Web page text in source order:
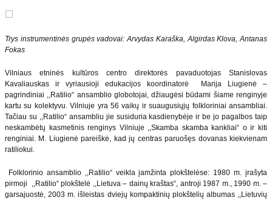
Trys instrumentinės grupės vadovai: Arvydas Karaška, Algirdas Klova, Antanas
Fokas
Vilniaus etninės kultūros centro direktorės pavaduotojas Stanislovas
Kavaliauskas ir vyriausioji edukacijos koordinatorė Marija Liugienė –
pagrindiniai ,,Ratilio“ ansamblio globotojai, džiaugėsi būdami šiame renginyje
kartu su kolektyvu. Vilniuje yra 56 vaikų ir suaugusiųjų folkloriniai ansambliai.
Tačiau su ,,Ratilio“ ansambliu jie susiduria kasdienybėje ir be jo pagalbos taip
neskambėtų kasmetinis renginys Vilniuje ,,Skamba skamba kankliai“ o ir kiti
renginiai. M. Liugienė pareiškė, kad jų centras paruošęs dovanas kiekvienam
ratiliokui.
Folklorinio ansamblio ,,Ratilio“ veikla įamžinta plokštelėse: 1980 m. įrašyta
pirmoji ,,Ratilio“ plokštelė ,,Lietuva – dainų kraštas“, antroji 1987 m., 1990 m. –
garsajuostė, 2003 m. išleistas dviejų kompaktinių plokštelių albumas ,,Lietuvių